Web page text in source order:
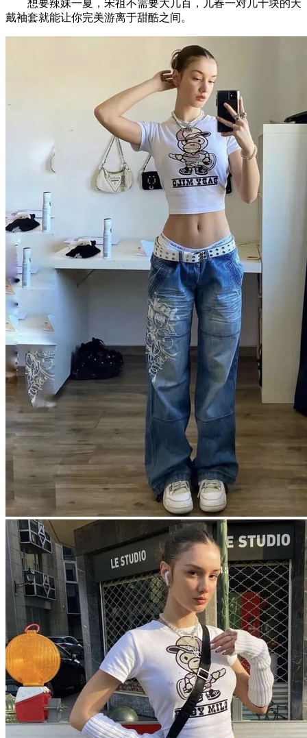
想要辣妹一夏，宋祖不需要大几百，儿春一对几十块的天
戴袖套就能让你完美游离于甜酷之间。